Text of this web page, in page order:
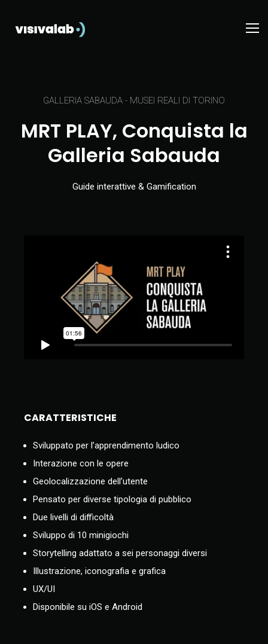
GALLERIA SABAUDA - MUSEI REALI DI TORINO
MRT PLAY, Conquista la
Galleria Sabauda
Guide interattive & Gamification
CARATTERISTICHE
Sviluppato per l’apprendimento ludico
Interazione con le opere
Geolocalizzazione dell’utente
Pensato per diverse tipologia di pubblico
Due livelli di difficoltà
Sviluppo di 10 minigiochi
Storytelling adattato a sei personaggi diversi
Illustrazione, iconografia e grafica
UX/UI
Disponibile su iOS e Android